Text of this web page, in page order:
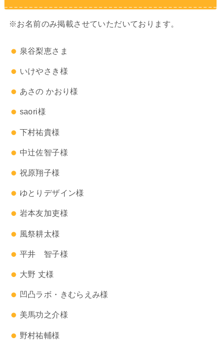
※お名前のみ掲載させていただいております。
泉谷梨恵さま
いけやさき様
あさの かおり様
saori様
下村祐貴様
中辻佐智子様
祝原翔子様
ゆとりデザイン様
岩本友加吏様
風祭耕太様
平井 智子様
大野 丈様
凹凸ラボ・きむらえみ様
美馬功之介様
野村祐輔様